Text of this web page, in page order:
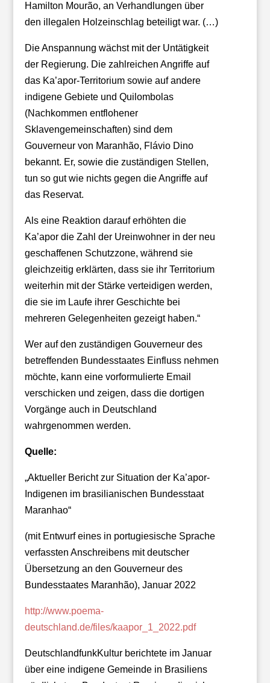
Hamilton Mourão, an Verhandlungen über
den illegalen Holzeinschlag beteiligt war. (…)
Die Anspannung wächst mit der Untätigkeit
der Regierung. Die zahlreichen Angriffe auf
das Ka’apor-Territorium sowie auf andere
indigene Gebiete und Quilombolas
(Nachkommen entflohener
Sklavengemeinschaften) sind dem
Gouverneur von Maranhão, Flávio Dino
bekannt. Er, sowie die zuständigen Stellen,
tun so gut wie nichts gegen die Angriffe auf
das Reservat.
Als eine Reaktion darauf erhöhten die
Ka’apor die Zahl der Ureinwohner in der neu
geschaffenen Schutzzone, während sie
gleichzeitig erklärten, dass sie ihr Territorium
weiterhin mit der Stärke verteidigen werden,
die sie im Laufe ihrer Geschichte bei
mehreren Gelegenheiten gezeigt haben.“
Wer auf den zuständigen Gouverneur des
betreffenden Bundesstaates Einfluss nehmen
möchte, kann eine vorformulierte Email
verschicken und zeigen, dass die dortigen
Vorgänge auch in Deutschland
wahrgenommen werden.
Quelle:
„Aktueller Bericht zur Situation der Ka’apor-
Indigenen im brasilianischen Bundesstaat
Maranhao“
(mit Entwurf eines in portugiesische Sprache
verfassten Anschreibens mit deutscher
Übersetzung an den Gouverneur des
Bundesstaates Maranhão), Januar 2022
http://www.poema-
deutschland.de/files/kaapor_1_2022.pdf
DeutschlandfunkKultur berichtete im Januar
über eine indigene Gemeinde in Brasiliens